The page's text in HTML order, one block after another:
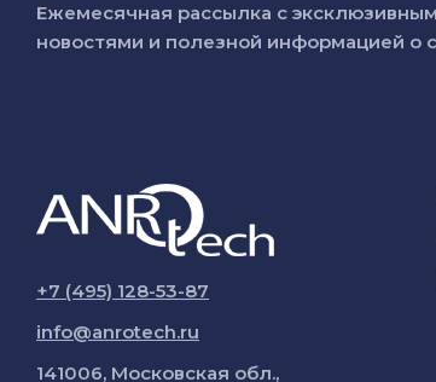
Ежемесячная рассылка с
новостями и полезной информацией о
+7 (495) 128-53-87
info@anrotech.ru
141006, Московская обл.,